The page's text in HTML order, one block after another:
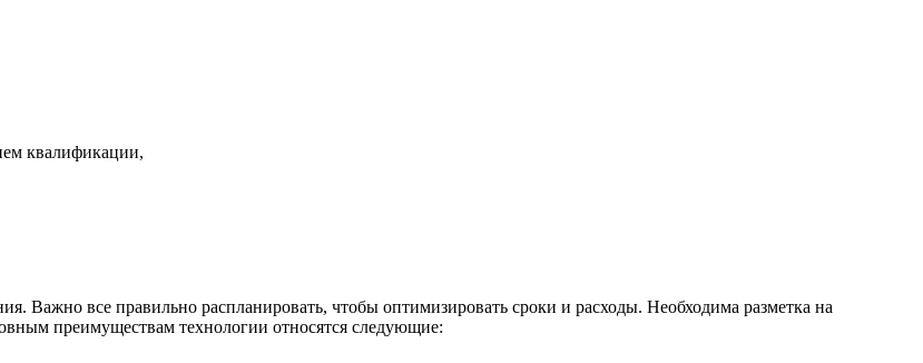
квалификации,
Важно все правильно распланировать, чтобы оптимизировать сроки и расходы. Необходима разметка на
преимуществам технологии относятся следующие: